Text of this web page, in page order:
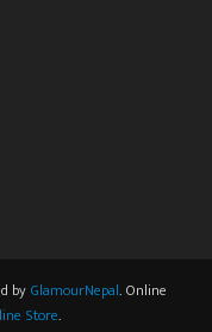
byGlamourNepal. Online
Store.